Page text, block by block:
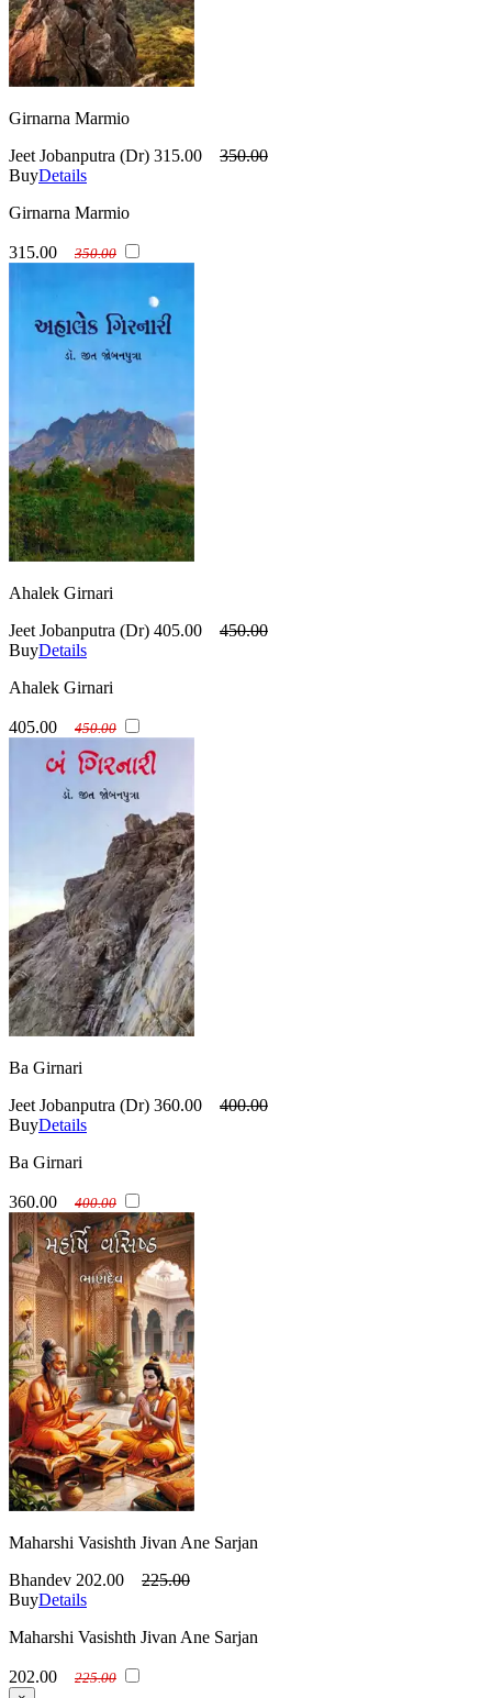
Girnarna Marmio
Jeet Jobanputra (Dr) 315.00
350.00
BuyDetails
Girnarna Marmio
315.00 350.00
Ahalek Girnari
Jeet Jobanputra (Dr) 405.00
450.00
BuyDetails
Ahalek Girnari
405.00 450.00
Ba Girnari
Jeet Jobanputra (Dr) 360.00
400.00
BuyDetails
Ba Girnari
360.00 400.00
Maharshi Vasishth Jivan Ane Sarjan
Bhandev 202.00
225.00
BuyDetails
Maharshi Vasishth Jivan Ane Sarjan
202.00
225.00